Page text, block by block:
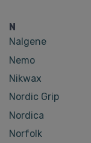
N
Nalgene
Nemo
Nikwax
Nordic Grip
Nordica
Norfolk